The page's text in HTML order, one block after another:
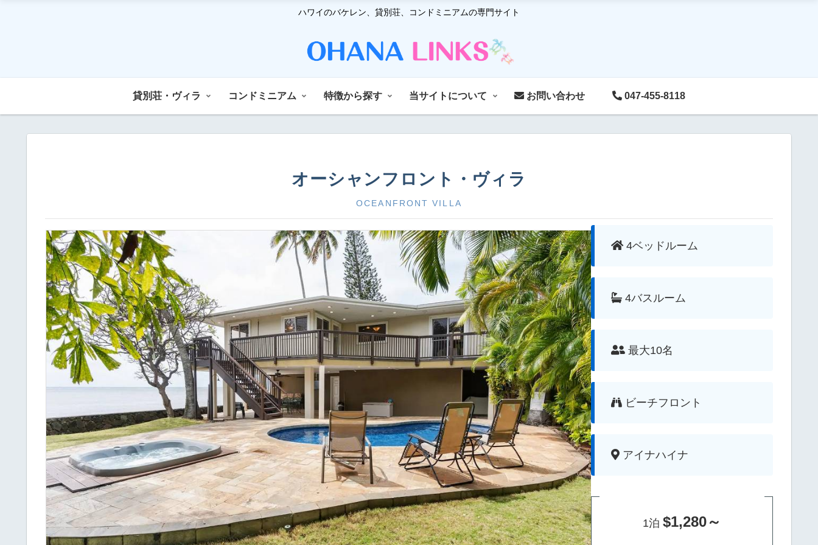
ハワイのバケレン、貸別荘、コンドミニアムの専門サイト
貸別荘・ヴィラ コンドミニアム 特徴から探す 当サイトについて お問い合わせ 047-455-8118
オーシャンフロント・ヴィラ
OCEANFRONT VILLA
4ベッドルーム
4バスルーム
最大10名
ビーチフロント
アイナハイナ
1泊 $1,280～